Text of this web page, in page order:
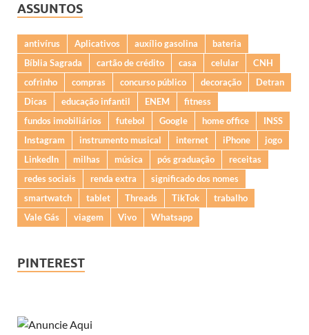
ASSUNTOS
antivírus Aplicativos auxílio gasolina
bateria
Bíblia Sagrada
cartão de crédito casa celular
CNH
cofrinho
compras concurso público decoração
Detran
Dicas
educação infantil ENEM
fitness
fundos imobiliários
futebol Google home office
INSS
Instagram
instrumento musical internet iPhone
jogo
LinkedIn
milhas música pós graduação
receitas
redes sociais
renda extra
significado dos nomes
smartwatch
tablet Threads TikTok
trabalho
Vale Gás
viagem Vivo Whatsapp
PINTEREST